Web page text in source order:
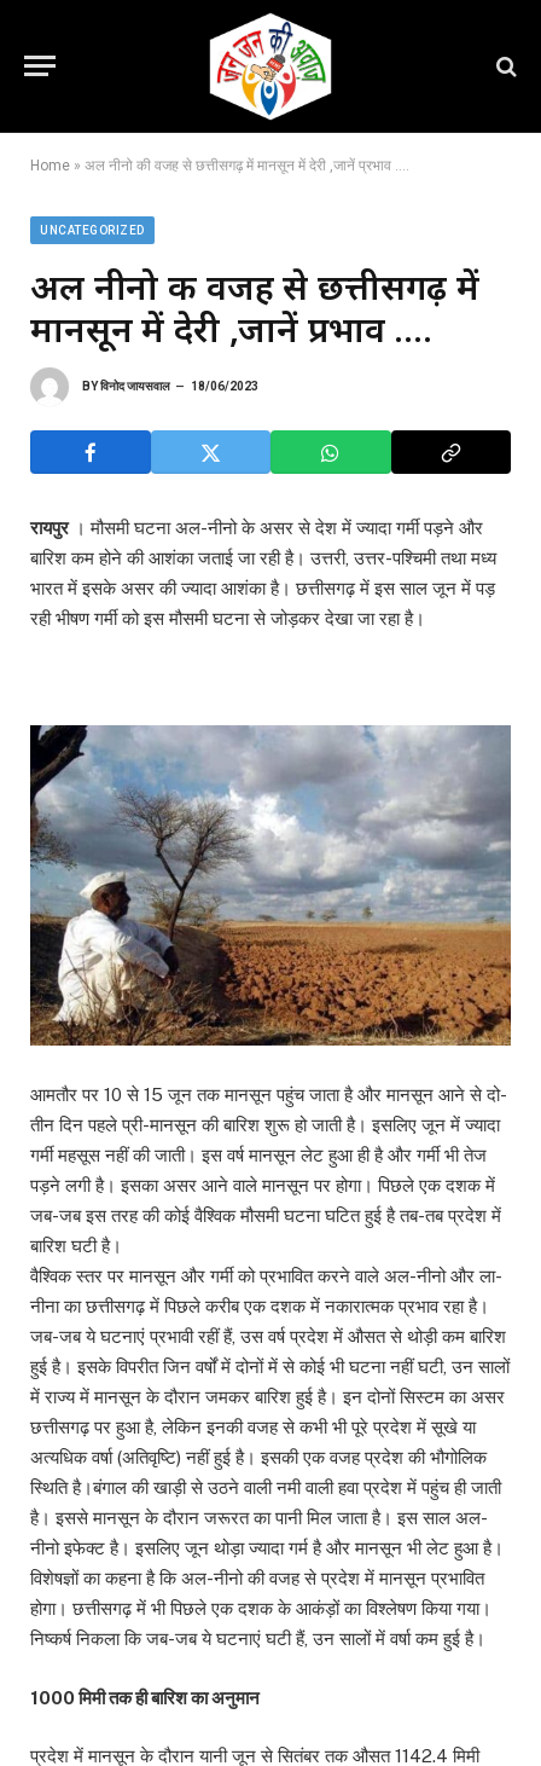
Home » अल नीनो की वजह से छत्तीसगढ़ में मानसून में देरी ,जानें प्रभाव ….
UNCATEGORIZED
अल नीनो की वजह से छत्तीसगढ़ में
मानसून में देरी ,जानें प्रभाव ….
BYविनोद जायसवाल 18/06/2023
रायपुर। मौसमी घटना अल-नीनो के असर से देश में ज्यादा गर्मी पड़ने और
बारिश कम होने की आशंका जताई जा रही है। उत्तरी, उत्तर-पश्चिमी तथा मध्य
भारत में इसके असर की ज्यादा आशंका है। छत्तीसगढ़ में इस साल जून में पड़
रही भीषण गर्मी को इस मौसमी घटना से जोड़कर देखा जा रहा है।
आमतौर पर 10 से 15 जून तक मानसून पहुंच जाता है और मानसून आने से दो-
तीन दिन पहले प्री-मानसून की बारिश शुरू हो जाती है। इसलिए जून में ज्यादा
गर्मी महसूस नहीं की जाती। इस वर्ष मानसून लेट हुआ ही है और गर्मी भी तेज
पड़ने लगी है। इसका असर आने वाले मानसून पर होगा। पिछले एक दशक में
जब-जब इस तरह की कोई वैश्विक मौसमी घटना घटित हुई है तब-तब प्रदेश में
बारिश घटी है।
वैश्विक स्तर पर मानसून और गर्मी को प्रभावित करने वाले अल-नीनो और ला-
नीना का छत्तीसगढ़ में पिछले करीब एक दशक में नकारात्मक प्रभाव रहा है।
जब-जब ये घटनाएं प्रभावी रहीं हैं, उस वर्ष प्रदेश में औसत से थोड़ी कम बारिश
हुई है। इसके विपरीत जिन वर्षों में दोनों में से कोई भी घटना नहीं घटी, उन सालों
में राज्य में मानसून के दौरान जमकर बारिश हुई है। इन दोनों सिस्टम का असर
छत्तीसगढ़ पर हुआ है, लेकिन इनकी वजह से कभी भी पूरे प्रदेश में सूखे या
अत्यधिक वर्षा (अतिवृष्टि) नहीं हुई है। इसकी एक वजह प्रदेश की भौगोलिक
स्थिति है।बंगाल की खाड़ी से उठने वाली नमी वाली हवा प्रदेश में पहुंच ही जाती
है। इससे मानसून के दौरान जरूरत का पानी मिल जाता है। इस साल अल-
नीनो इफेक्ट है। इसलिए जून थोड़ा ज्यादा गर्म है और मानसून भी लेट हुआ है।
विशेषज्ञों का कहना है कि अल-नीनो की वजह से प्रदेश में मानसून प्रभावित
होगा। छत्तीसगढ़ में भी पिछले एक दशक के आकंड़ों का विश्लेषण किया गया।
निष्कर्ष निकला कि जब-जब ये घटनाएं घटी हैं, उन सालों में वर्षा कम हुई है।
1000 मिमी तक ही बारिश का अनुमान
प्रदेश में मानसून के दौरान यानी जून से सितंबर तक औसत 1142.4 मिमी